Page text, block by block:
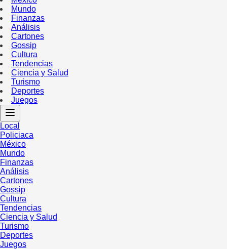
Mundo
Finanzas
Análisis
Cartones
Gossip
Cultura
Tendencias
Ciencia y Salud
Turismo
Deportes
Juegos
Local
Policiaca
México
Mundo
Finanzas
Análisis
Cartones
Gossip
Cultura
Tendencias
Ciencia y Salud
Turismo
Deportes
Juegos